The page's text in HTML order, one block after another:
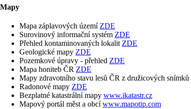
Mapy
Mapa záplavových území ZDE
Surovinový informační systém ZDE
Přehled kontaminovaných lokalit ZDE
Geologické mapy ZDE
Pozemkové úpravy - přehled ZDE
Mapa honiteb ČR ZDE
Mapy zdravotního stavu lesů ČR z družicových snímků
Radonové mapy ZDE
Bezplatné katastrální mapy www.ikatastr.cz
Mapový portál měst a obcíwww.mapotip.com